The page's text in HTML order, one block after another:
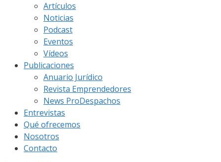
Artículos
Noticias
Podcast
Eventos
Vídeos
Publicaciones
Anuario Jurídico
Revista Emprendedores
News ProDespachos
Entrevistas
Qué ofrecemos
Nosotros
Contacto